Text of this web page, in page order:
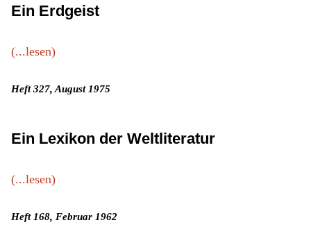
Ein Erdgeist
(...lesen)
Heft 327, August 1975
Ein Lexikon der Weltliteratur
(...lesen)
Heft 168, Februar 1962